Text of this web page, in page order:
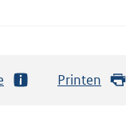
Printen